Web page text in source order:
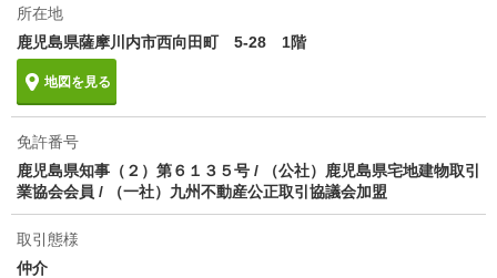
情報更新日 2026/08/06
所在地
鹿児島県薩摩川内市西向田町 5-28 1階
地図を見る
免許番号
鹿児島県知事（２）第６１３５号 / （公社）鹿児島県宅地建物取引
業協会会員 / （一社）九州不動産公正取引協議会加盟
取引態様
仲介